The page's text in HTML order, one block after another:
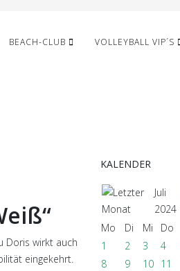
BEACH-CLUB VOLLEYBALL VIP´S
Doris wirkt auch
eingekehrt.
KALENDER
Juli
2024
Mo
Di Mi Do
1
2 3 4
8
9 10 11